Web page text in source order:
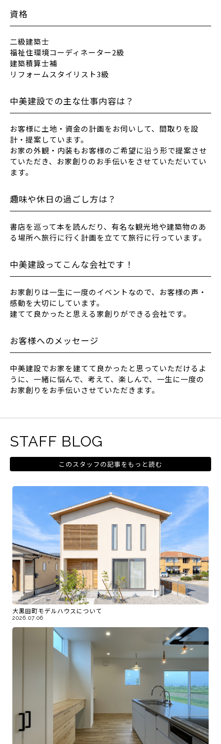
資格
二級建築士
福祉住環境コーディネーター2級
建築積算士補
リフォームスタイリスト3級
中美建設での主な仕事内容は？
お客様に土地・資金の計画をお伺いして、間取りを設
計・提案しています。
お家の外観・内装もお客様のご希望に沿う形で提案させ
ていただき、お家創りのお手伝いをさせていただいてい
ます。
趣味や休日の過ごし方は？
書店を巡って本を読んだり、有名な観光地や建築物のあ
る場所へ旅行に行く計画を立てて旅行に行っています。
中美建設ってこんな会社です！
お家創りは一生に一度のイベントなので、お客様の声・
感動を大切にしています。
建てて良かったと思える家創りができる会社です。
お客様へのメッセージ
中美建設でお家を建てて良かったと思っていただけるよ
うに、一緒に悩んで、考えて、楽しんで、一生に一度の
お家創りをお手伝いさせていただきます。
STAFF BLOG
このスタッフの記事をもっと読む
大黒田町モデルハウスについて
2026.07.06